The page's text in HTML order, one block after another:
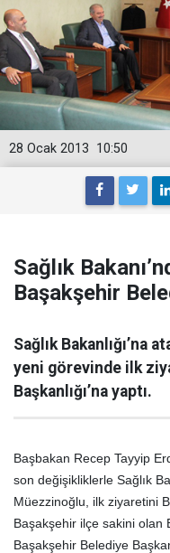
10:50
28 Ocak 2013
Sağlık
Başakşehir
Sağlık Bakanlığı’na
yeni görevinde ilk
Başkanlığı’na yaptı.
Başbakan Recep Tayyip
son değişikliklerle Sağlık
Müezzinoğlu, ilk ziyaretini
Başakşehir ilçe sakini olan
Başakşehir Belediye